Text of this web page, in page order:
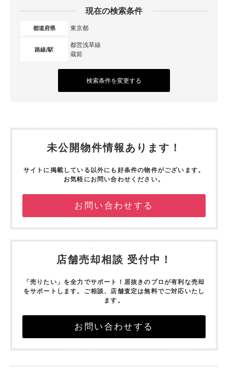
現在の検索条件
都道府県 東京都
路線/駅
都営浅草線
蔵前
検索条件を変更する
未公開物件情報あります！
サイトに掲載している以外にも好条件の物件がございます。
お気軽にお問い合わせください。
お問い合わせする
店舗売却相談 受付中！
「売りたい」を全力でサポート！ 居抜きのプロが有利な売却
をサポートします。 ご相談、店舗査定は無料でご対応いたし
ます。
お問い合わせする